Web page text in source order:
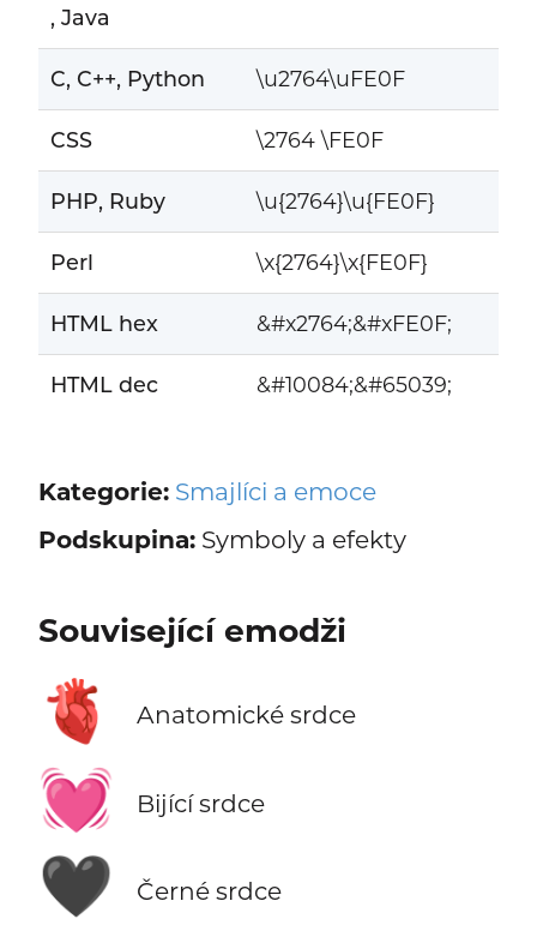
, Java
C, C++, Python \u2764\uFE0F
CSS \2764 \FE0F
PHP, Ruby \u{2764}\u{FE0F}
Perl \x{2764}\x{FE0F}
HTML hex &#x2764;&#xFE0F;
HTML dec &#10084;&#65039;
Kategorie: Smajlíci a emoce
Podskupina:Symboly a efekty
Související emodži
🫀 Anatomické srdce
💓 Bijící srdce
🖤 Černé srdce